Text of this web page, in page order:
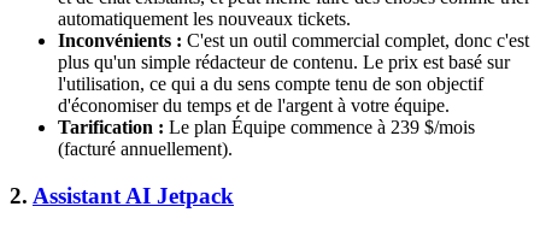
automatiquement les nouveaux tickets.
Inconvénients : C'est un outil commercial complet, donc c'est
plus qu'un simple rédacteur de contenu. Le prix est basé sur
l'utilisation, ce qui a du sens compte tenu de son objectif
d'économiser du temps et de l'argent à votre équipe.
Tarification : Le plan Équipe commence à 239 $/mois
(facturé annuellement).
2. Assistant AI Jetpack